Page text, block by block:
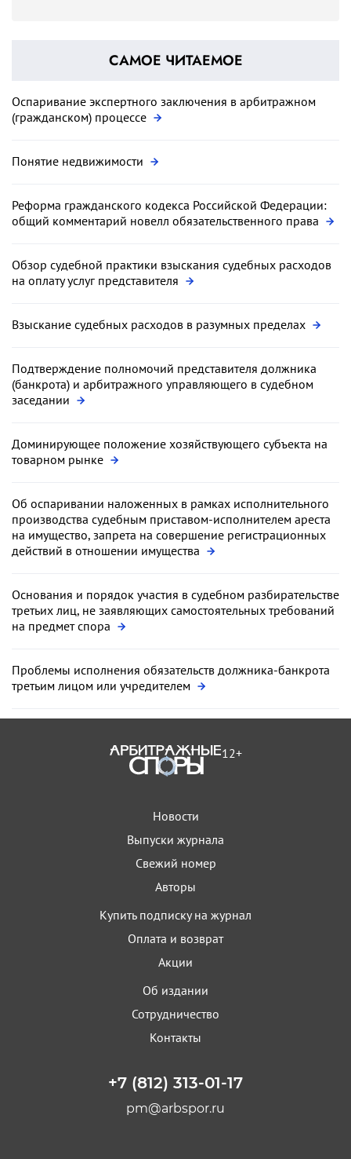
САМОЕ ЧИТАЕМОЕ
Оспаривание экспертного заключения в арбитражном
(гражданском) процессе
Понятие недвижимости
Реформа гражданского кодекса Российской Федерации:
общий комментарий новелл обязательственного права
Обзор судебной практики взыскания судебных расходов
на оплату услуг представителя
Взыскание судебных расходов в разумных пределах
Подтверждение полномочий представителя должника
(банкрота) и арбитражного управляющего в судебном
заседании
Доминирующее положение хозяйствующего субъекта на
товарном рынке
Об оспаривании наложенных в рамках исполнительного
производства судебным приставом-исполнителем ареста
на имущество, запрета на совершение регистрационных
действий в отношении имущества
Основания и порядок участия в судебном разбирательстве
третьих лиц, не заявляющих самостоятельных требований
на предмет спора
Проблемы исполнения обязательств должника-банкрота
третьим лицом или учредителем
12+
Новости
Выпуски журнала
Свежий номер
Авторы
Купить подписку на журнал
Оплата и возврат
Акции
Об издании
Сотрудничество
Контакты
+7 (812) 313-01-17
pm@arbspor.ru